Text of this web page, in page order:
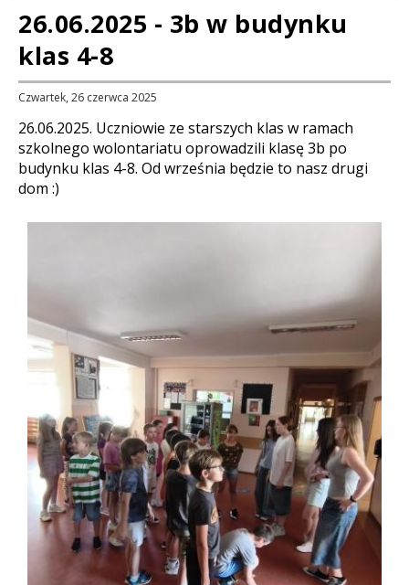
26.06.2025 - 3b w budynku
klas 4-8
Czwartek, 26 czerwca 2025
Treść
26.06.2025. Uczniowie ze starszych klas w ramach
szkolnego wolontariatu oprowadzili klasę 3b po
budynku klas 4-8. Od września będzie to nasz drugi
dom :)